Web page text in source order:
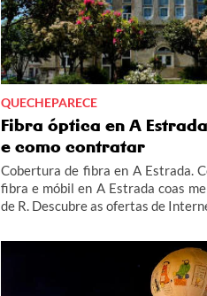
QUECHEPARECE
Fibra óptica en A
e como contratar
Cobertura de fibra en A Estrada.
fibra e móbil en A Estrada coas
de R. Descubre as ofertas de